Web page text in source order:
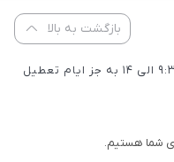
پشتیبانی از بارکدهای یک بعدی و دو بعدی شامل UPC/EAN، Code 39،
بازگشت به بالا
09109128800 ( ساعت 9:30 الی 14 به جز ایام تعطیل